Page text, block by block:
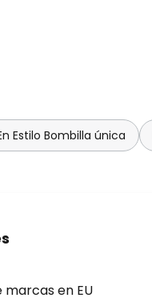
Estilo Bombilla única
en EU